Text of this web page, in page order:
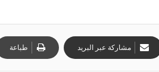
مشاركة عبر البريد طباعة